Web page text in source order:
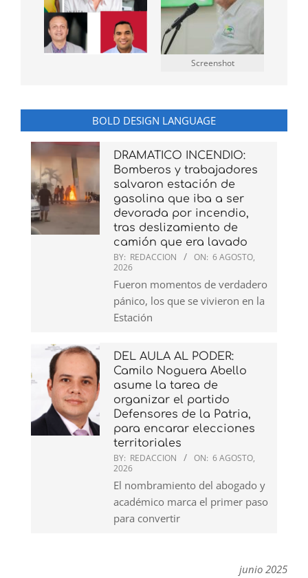
Screenshot
BOLD DESIGN LANGUAGE
DRAMATICO INCENDIO:
Bomberos y trabajadores
salvaron estación de
gasolina que iba a ser
devorada por incendio,
tras deslizamiento de
camión que era lavado
BY: REDACCION ON: 6 AGOSTO,
2026
Fueron momentos de verdadero
pánico, los que se vivieron en la
Estación
DEL AULA AL PODER:
Camilo Noguera Abello
asume la tarea de
organizar el partido
Defensores de la Patria,
para encarar elecciones
territoriales
BY: REDACCION ON: 6 AGOSTO,
2026
El nombramiento del abogado y
académico marca el primer paso
para convertir
junio 2025